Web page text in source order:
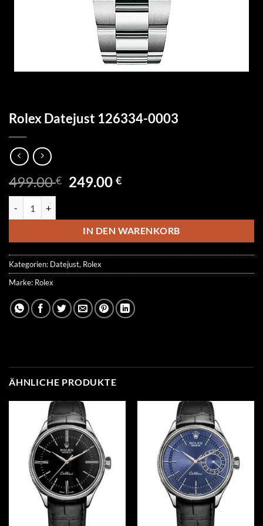
Rolex Datejust 126334-0003
499.00€ Ursprünglicher
499.00 €
249.00€Aktueller
249.00 €.
IN DEN WARENKORB
Kategorien: Datejust, Rolex
Marke: Rolex
ÄHNLICHE PRODUKTE